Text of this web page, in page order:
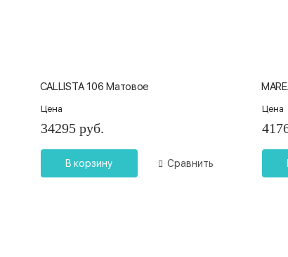
CALLISTA 106 Матовое
Цена
34295 руб.
В корзину Сравнить
Цена